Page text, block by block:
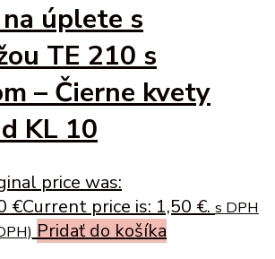
úplete s
TE 210 s
– Čierne kvety
KL 10
price was:
€Current price is: 1,50 €. s DPH
Pridať do košíka